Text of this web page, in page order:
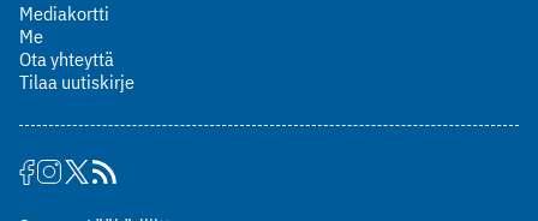
Mediakortti
Me
Ota yhteyttä
Tilaa uutiskirje